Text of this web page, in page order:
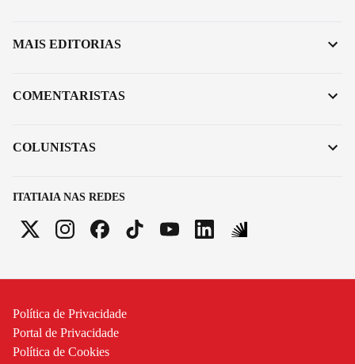
ITATIAIA NAS REDES
MAIS EDITORIAS
COMENTARISTAS
COLUNISTAS
Política de Privacidade
Portal de Privacidade
Política de Cookies